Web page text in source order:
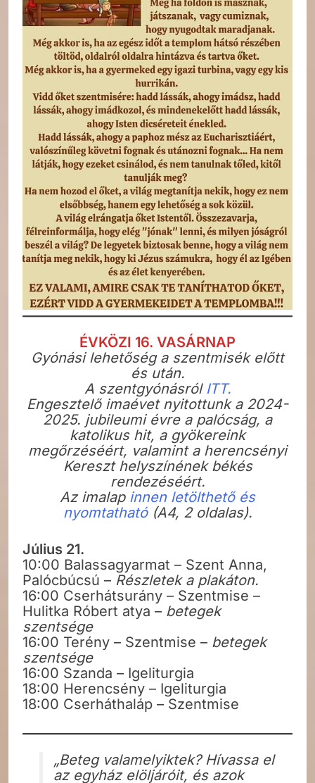
ÉVKÖZI 16. VASÁRNAP
Gyónási lehetőség a szentmisék előtt
és után.
A szentgyónásról ITT.
Engesztelő imaévet nyitottunk a 2024-
2025. jubileumi évre a palócság, a
katolikus hit, a gyökereink
megőrzéséért, valamint a herencsényi
Kereszt helyszínének békés
rendezéséért.
Az imalap innen letölthető és
nyomtatható(A4, 2 oldalas).
Július 21.
10:00 Balassagyarmat – Szent Anna,
Palócbúcsú – Részletek a plakáton.
16:00 Cserhátsurány – Szentmise –
Hulitka Róbert atya – betegek
szentsége
16:00 Terény – Szentmise – betegek
szentsége
16:00 Szanda – Igeliturgia
18:00 Herencsény – Igeliturgia
18:00 Cserháthaláp – Szentmise
„Beteg valamelyiktek? Hívassa el
az egyház elöljáróit, és azok